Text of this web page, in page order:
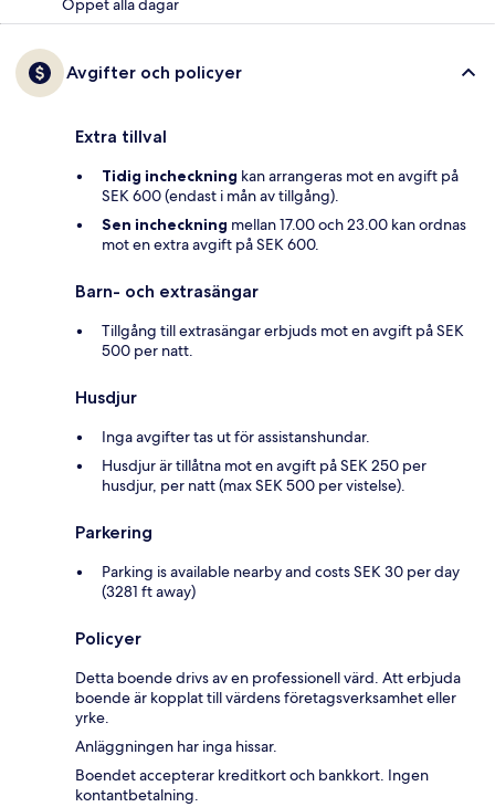
Öppet alla dagar
Avgifter och policyer
Extra tillval
Tidig incheckning kan arrangeras mot en avgift på
SEK 600 (endast i mån av tillgång).
Sen incheckning mellan 17.00 och 23.00 kan ordnas
mot en extra avgift på SEK 600.
Barn- och extrasängar
Tillgång till extrasängar erbjuds mot en avgift på SEK
500 per natt.
Husdjur
Inga avgifter tas ut för assistanshundar.
Husdjur är tillåtna mot en avgift på SEK 250 per
husdjur, per natt (max SEK 500 per vistelse).
Parkering
Parking is available nearby and costs SEK 30 per day
(3281 ft away)
Policyer
Detta boende drivs av en professionell värd. Att erbjuda
boende är kopplat till värdens företagsverksamhet eller
yrke.
Anläggningen har inga hissar.
Boendet accepterar kreditkort och bankkort. Ingen
kontantbetalning.